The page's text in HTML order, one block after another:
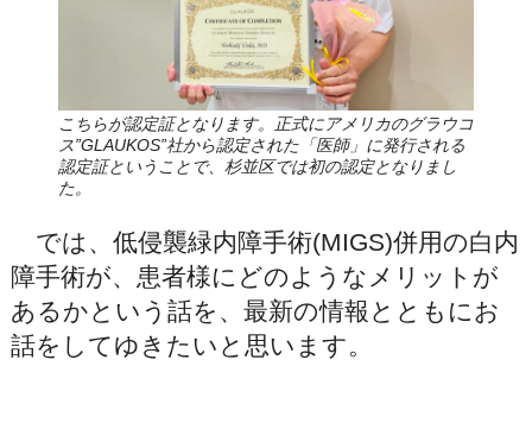
こちらが認定証となります。正式にアメリカのグラウコ
ス”GLAUKOS”社から認定された「医師」に発行される
認定証ということで、杉並区では初の認定となりまし
た。
では、低侵襲緑内障手術(MIGS)併用の白内
障手術が、患者様にどのようなメリットが
あるかという話を、最新の情報とともにお
話をしてゆきたいと思います。